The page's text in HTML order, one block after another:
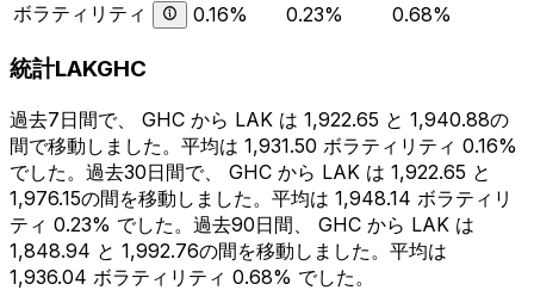
ボラティリティ
0.16% 0.23% 0.68%
統計LAKGHC
過去7日間で、 GHC から LAK は 1,922.65 と 1,940.88の
間で移動しました。平均は 1,931.50 ボラティリティ 0.16%
でした。過去30日間で、 GHC から LAK は 1,922.65 と
1,976.15の間を移動しました。平均は 1,948.14 ボラティリ
ティ 0.23% でした。過去90日間、 GHC から LAK は
1,848.94 と 1,992.76の間を移動しました。平均は
1,936.04 ボラティリティ 0.68% でした。